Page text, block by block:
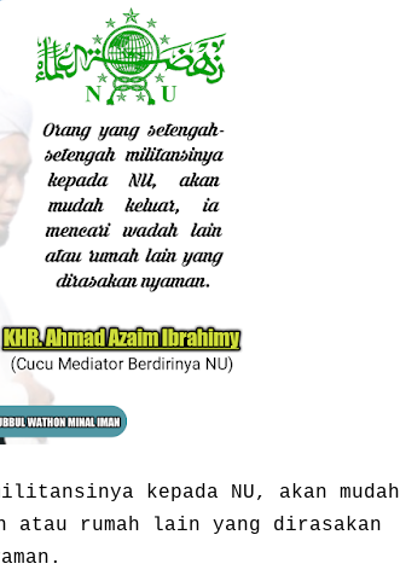
kepada NU, akan mudah
rumah lain yang dirasakan